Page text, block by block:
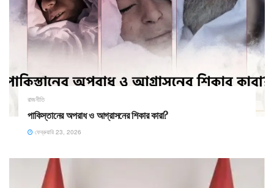
রাজনীতি
পাকিস্তানের অপরাধ ও আগ্রাসনের শিকার কারা?
ফেব্রুয়ারি 23, 2026